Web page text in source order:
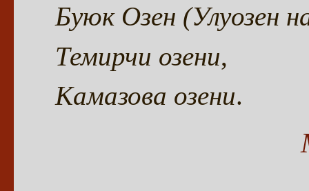
Буюк Озен (Улуозен
Темирчи озени,
Камазова озени.